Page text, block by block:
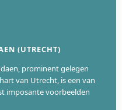
(UTRECHT)
prominent gelegen
van Utrecht, is een van
imposante voorbeelden